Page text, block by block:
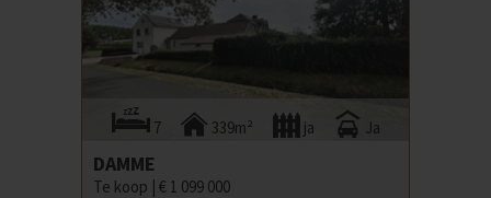
7 339m² ja Ja
DAMME
Te koop | € 1 099 000